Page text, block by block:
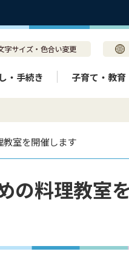
・手続き 子育て・教育
室を開催します
の料理教室